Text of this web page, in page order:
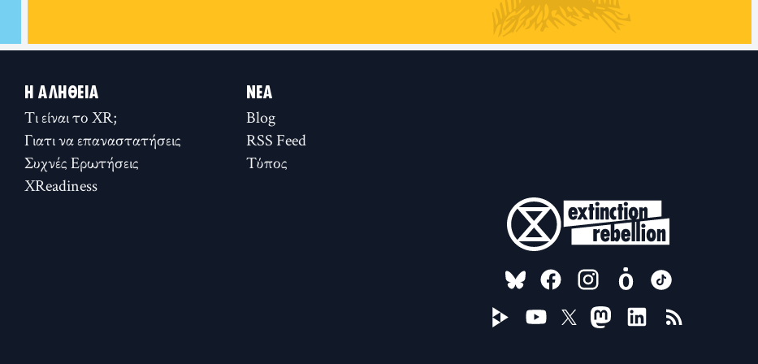
Η ΑΛΉΘΕΙΑ
Τι είναι το XR;
Γιατι να επαναστατήσεις
Συχνές Ερωτήσεις
XReadiness
ΝΈΑ
Blog
RSS Feed
Τύπος
FOLLOW US ON